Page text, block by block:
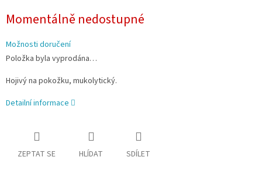
cena:
Momentálně nedostupné
Možnosti doručení
Položka byla vyprodána…
Hojivý na pokožku, mukolytický.
Detailní informace
ZEPTAT SE HLÍDAT SDÍLET